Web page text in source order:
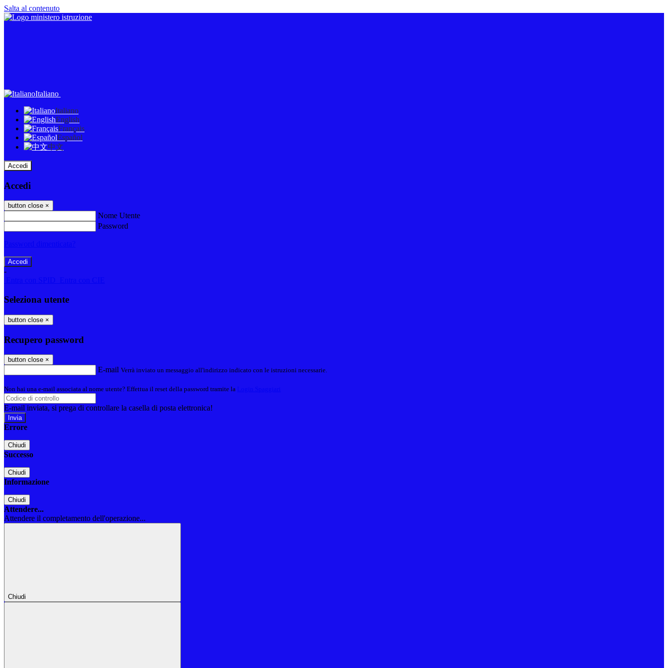
Salta al contenuto
Italiano
Italiano
English
Français
Español
中文
Accedi
Accedi
button close ×
Nome Utente
Password
-
Seleziona utente
button close ×
Recupero password
button close ×
E-mail Verrà inviato un messaggio all'indirizzo indicato con le istruzioni necessarie.
Non hai una e-mail associata al nome utente? Effettua il reset della password tramite la
E-mail inviata, si prega di controllare la casella di posta elettronica!
Errore
Chiudi
Successo
Chiudi
Informazione
Chiudi
Attendere...
Attendere il completamento dell'operazione...
Chiudi